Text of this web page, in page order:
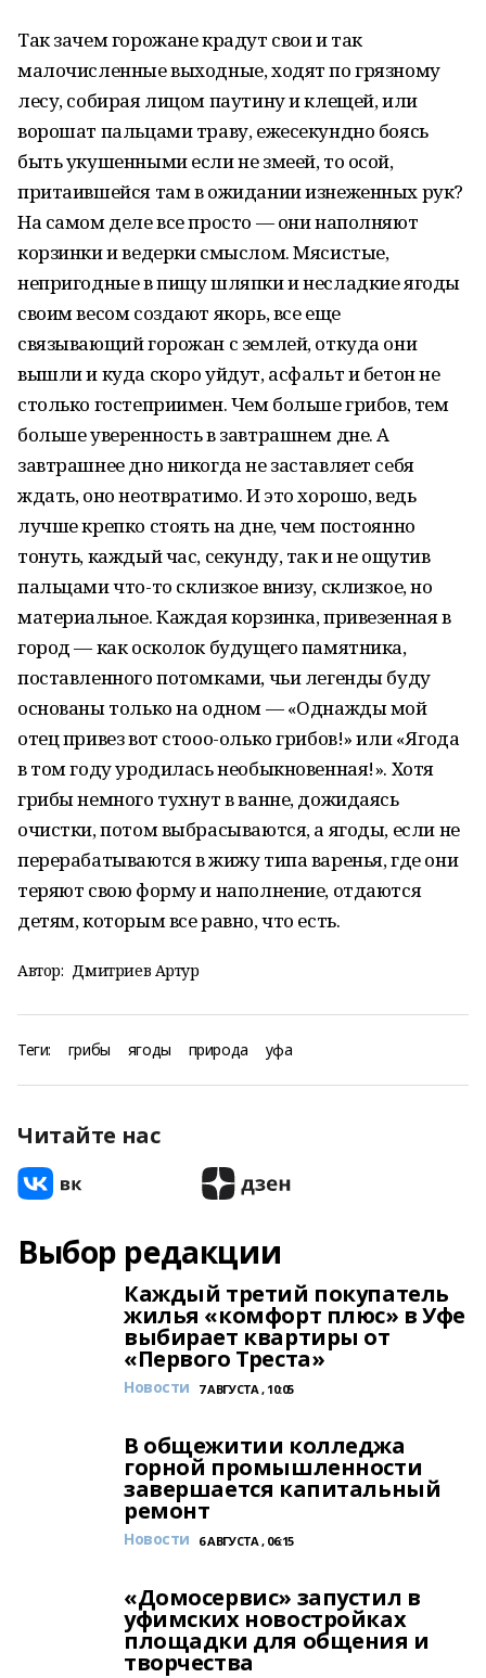
Так зачем горожане крадут свои и так
малочисленные выходные, ходят по грязному
лесу, собирая лицом паутину и клещей, или
ворошат пальцами траву, ежесекундно боясь
быть укушенными если не змеей, то осой,
притаившейся там в ожидании изнеженных рук?
На самом деле все просто — они наполняют
корзинки и ведерки смыслом. Мясистые,
непригодные в пищу шляпки и несладкие ягоды
своим весом создают якорь, все еще
связывающий горожан с землей, откуда они
вышли и куда скоро уйдут, асфальт и бетон не
столько гостеприимен. Чем больше грибов, тем
больше уверенность в завтрашнем дне. А
завтрашнее дно никогда не заставляет себя
ждать, оно неотвратимо. И это хорошо, ведь
лучше крепко стоять на дне, чем постоянно
тонуть, каждый час, секунду, так и не ощутив
пальцами что-то склизкое внизу, склизкое, но
материальное. Каждая корзинка, привезенная в
город — как осколок будущего памятника,
поставленного потомками, чьи легенды буду
основаны только на одном — «Однажды мой
отец привез вот стооо-олько грибов!» или «Ягода
в том году уродилась необыкновенная!». Хотя
грибы немного тухнут в ванне, дожидаясь
очистки, потом выбрасываются, а ягоды, если не
перерабатываются в жижу типа варенья, где они
теряют свою форму и наполнение, отдаются
детям, которым все равно, что есть.
Автор: Дмитриев Артур
Теги: грибы ягоды природа уфа
Читайте нас
Выбор редакции
Каждый третий покупатель
жилья «комфорт плюс» в Уфе
выбирает квартиры от
«Первого Треста»
Новости 7 АВГУСТА , 10:05
В общежитии колледжа
горной промышленности
завершается капитальный
ремонт
Новости 6 АВГУСТА , 06:15
«Домосервис» запустил в
уфимских новостройках
площадки для общения и
творчества